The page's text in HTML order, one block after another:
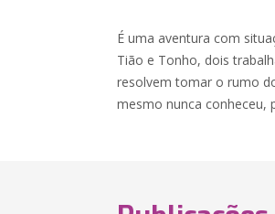
É uma aventura com
Tião e Tonho, dois
resolvem tomar o rumo
mesmo nunca conheceu,